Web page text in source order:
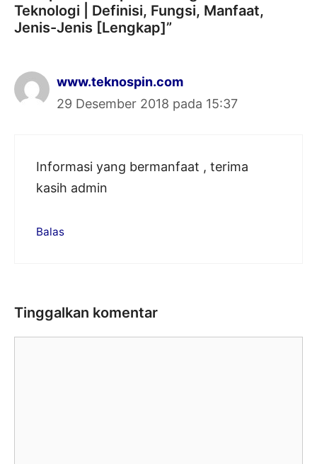
Teknologi | Definisi, Fungsi, Manfaat,
Jenis-Jenis [Lengkap]”
www.teknospin.com
29 Desember 2018 pada 15:37
Informasi yang bermanfaat , terima
kasih admin
Balas
Tinggalkan komentar